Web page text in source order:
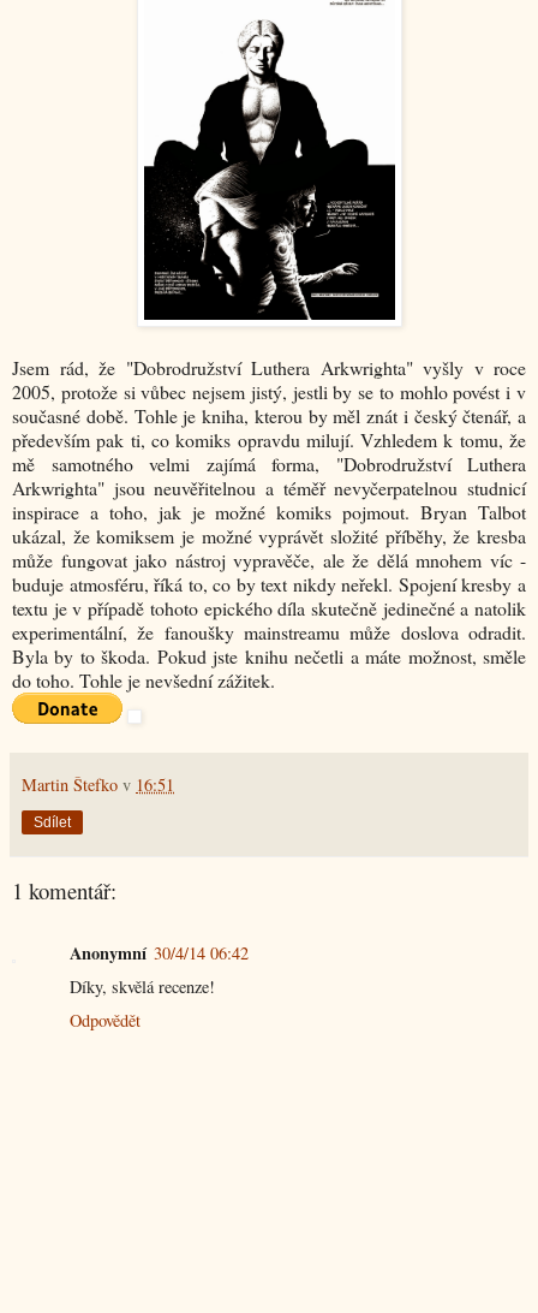
Jsem rád, že "Dobrodružství Luthera Arkwrighta" vyšly v roce
2005, protože si vůbec nejsem jistý, jestli by se to mohlo povést i v
současné době. Tohle je kniha, kterou by měl znát i český čtenář, a
především pak ti, co komiks opravdu milují. Vzhledem k tomu, že
mě samotného velmi zajímá forma, "Dobrodružství Luthera
Arkwrighta" jsou neuvěřitelnou a téměř nevyčerpatelnou studnicí
inspirace a toho, jak je možné komiks pojmout. Bryan Talbot
ukázal, že komiksem je možné vyprávět složité příběhy, že kresba
může fungovat jako nástroj vypravěče, ale že dělá mnohem víc -
buduje atmosféru, říká to, co by text nikdy neřekl. Spojení kresby a
textu je v případě tohoto epického díla skutečně jedinečné a natolik
experimentální, že fanoušky mainstreamu může doslova odradit.
Byla by to škoda. Pokud jste knihu nečetli a máte možnost, směle
do toho. Tohle je nevšední zážitek.
Martin Štefko v 16:51
Sdílet
1 komentář:
Anonymní 30/4/14 06:42
Díky, skvělá recenze!
Odpovědět